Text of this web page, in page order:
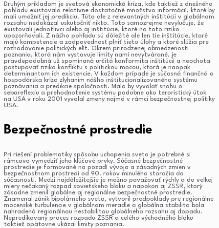
Druhým príkladom je svetová ekonomická kríza, kde taktiež z dnešného
pohľadu existovalo relatívne dostatočné množstvo informácií, ktoré by
mali umožniť jej predikciu. Túto ale z relevantných inštitúcii v globálnom
rozsahu nedokázal uskutočniť nikto. Toto samozrejme nevylučuje, že
existovali jednotlivci alebo aj inštitúcie, ktoré na toto riziko
upozorňovali. Z nášho pohľadu sú dôležité ale len tie inštitúcie, ktoré
majú kompetencie a zodpovednosť plniť tieto úlohy a ktoré slúžia pre
rozhodovanie politických elít. Okrem prirodzenej obmedzenosti
poznania, ktorá nám vystavuje limity nami nevytvárané, je
pravdepodobná už spomínaná určitá konformita inštitúcií a neochota
postupovať riziko konfliktu s politickou mocou, ktorá je naopak
determinantom ich existencie. V každom prípade je súčasná finančná a
hospodárska kríza zlyhaním nášho inštitucionalizovaného systému
poznávania a predikcie spoločnosti. Mala by vyvolať snahu o
sebareflexiu a prehodnotenie systému podobne ako teroristický útok
na USA v roku 2001 vyvolal zmeny najmä v rámci bezpečnostnej politiky
USA.
Bezpečnostné prostredie
Pri riešení problematiky spôsobu uchopenia sveta je potrebné si
rámcovo vymedziť jeho kľúčové prvky. Súčasné bezpečnostné
prostredie je formované na pozadí vývoja a zásadných zmien v
bezpečnostnom prostredí od 90. rokov minulého storočia do
súčasnosti. Medzi najdôležitejšie je možno považovať rýchly a do veľkej
miery nečakaný rozpad sovietskeho bloku a napokon aj ZSSR, ktorý
zásadne zmenil globálne aj regionálne bezpečnostné prostredie.
Znamenal zánik bipolárneho sveta, vytvoril predpoklady pre regionálne
mocenské turbulencie v globálnom meradle a globálna stabilita bola
nahradená regionálnou nestabilitou globálneho rozsahu aj dopadu.
Nepredikovaný proces rozpadu ZSSR a celého východného bloku
taktiež opätovne ukázal limity poznania.